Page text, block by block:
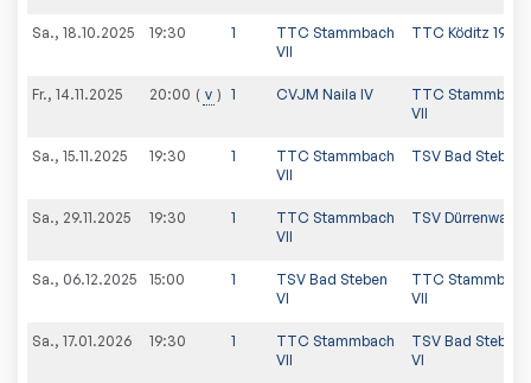
Sa., 18.10.2025 19:30 1
TTC Stammbach
VII
TTC Köditz 1950
Fr., 14.11.2025 20:00 v 1 CVJM Naila IV
TTC Stammbach
VII
Sa., 15.11.2025 19:30 1
TTC Stammbach
VII
TSV Bad Steben
Sa., 29.11.2025 19:30 1
TTC Stammbach
VII
TSV Dürrenwaid
Sa., 06.12.2025 15:00 1
TSV Bad Steben
VI
TTC Stammbach
VII
Sa., 17.01.2026 19:30 1
TTC Stammbach
VII
TSV Bad Steben
VI